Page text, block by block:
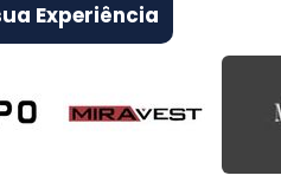
Experiência